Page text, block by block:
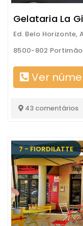
Gelataria La
Ed. Belo Horizonte,
8500-802 Portimão
Ver
43 comentários
7 - FIORDILATTE